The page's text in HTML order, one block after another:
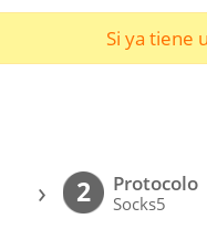
Si ya tiene
› 2 Protocolo
Socks5